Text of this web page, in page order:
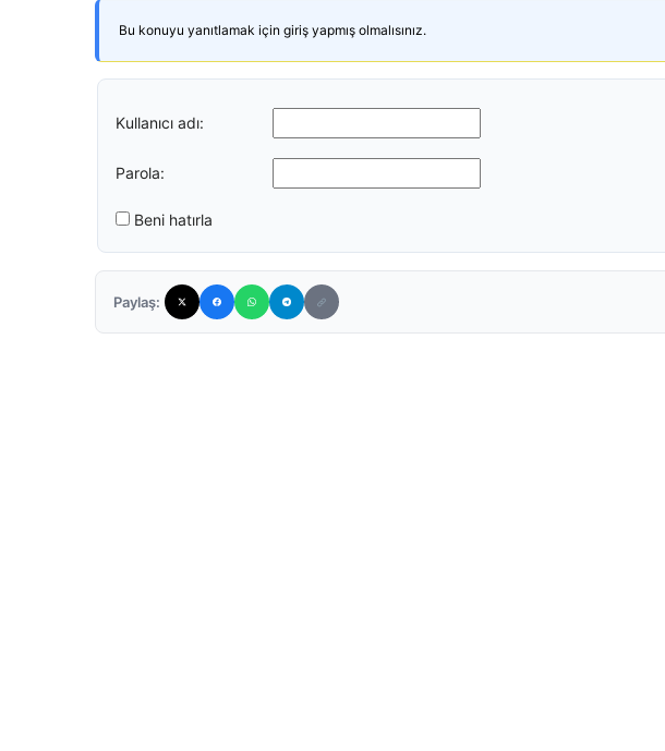
Bu konuyu yanıtlamak için giriş yapmış olmalısınız.
Kullanıcı adı:
Parola:
Beni hatırla
Paylaş: